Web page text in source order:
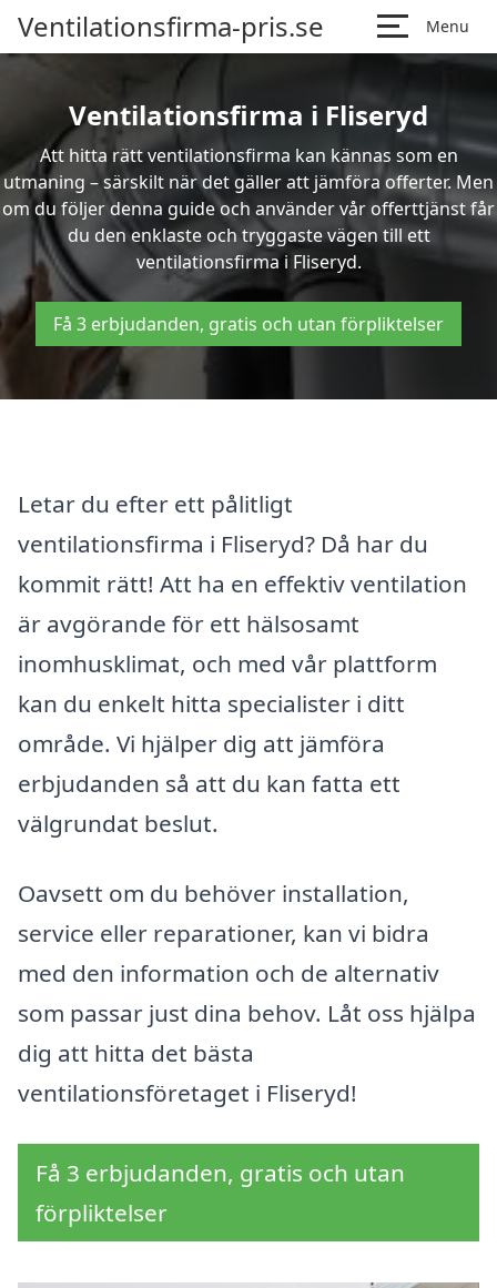
Ventilationsfirma-pris.se Menu
Ventilationsfirma i Fliseryd
Att hitta rätt ventilationsfirma kan kännas som en
utmaning – särskilt när det gäller att jämföra offerter. Men
om du följer denna guide och använder vår offerttjänst får
du den enklaste och tryggaste vägen till ett
ventilationsfirma i Fliseryd.
Få 3 erbjudanden, gratis och utan förpliktelser
Letar du efter ett pålitligt
ventilationsfirma i Fliseryd? Då har du
kommit rätt! Att ha en effektiv ventilation
är avgörande för ett hälsosamt
inomhusklimat, och med vår plattform
kan du enkelt hitta specialister i ditt
område. Vi hjälper dig att jämföra
erbjudanden så att du kan fatta ett
välgrundat beslut.
Oavsett om du behöver installation,
service eller reparationer, kan vi bidra
med den information och de alternativ
som passar just dina behov. Låt oss hjälpa
dig att hitta det bästa
ventilationsföretaget i Fliseryd!
Få 3 erbjudanden, gratis och utan
förpliktelser